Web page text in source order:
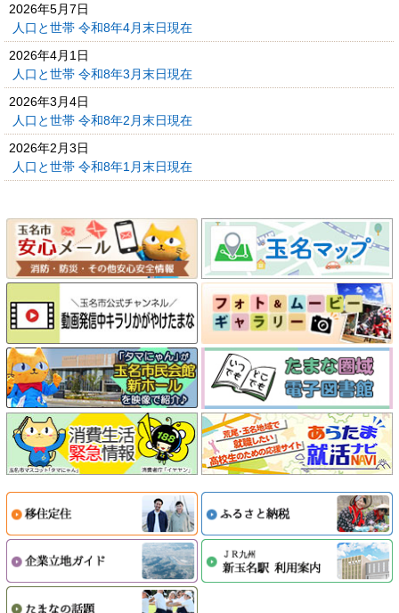
2026年5月7日
人口と世帯 令和8年4月末日現在
2026年4月1日
人口と世帯 令和8年3月末日現在
2026年3月4日
人口と世帯 令和8年2月末日現在
2026年2月3日
人口と世帯 令和8年1月末日現在